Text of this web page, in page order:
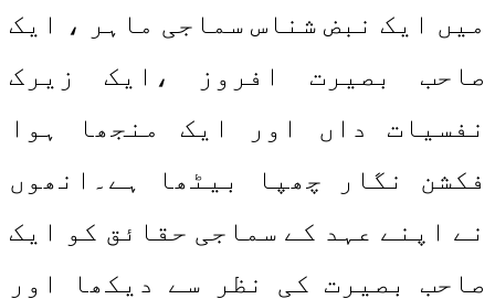
میں ایک نبض شناس سماجی ماہر ، ایک
صاحب بصیرت افروز ،ایک زیرک
نفسیات داں اور ایک منجھا ہوا
فکشن نگار چھپا بیٹھا ہے۔انھوں
نے اپنے عہد کے سماجی حقائق کو ایک
صاحب بصیرت کی نظر سے دیکھا اور